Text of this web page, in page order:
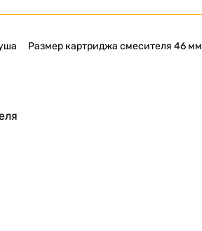
Размер картриджа смесителя 46 мм